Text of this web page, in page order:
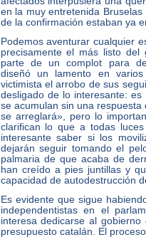
en la muy entretenida
de la confirmación estaban ya
Podemos aventurar cualquier
precisamente el más listo
parte de un complot para
diseñó un lamento en
victimista el arrobo de sus
desligado de lo interesante:
se acumulan sin una
se arreglará», pero lo
clarifican lo que a todas
interesante saber si los
dejarán seguir tomando el
palmaria de que acaba de
han creído a pies juntillas y
capacidad de autodestrucción
Es evidente que sigue
independentistas en el
interesa dedicarse al
presupuesto catalán. El